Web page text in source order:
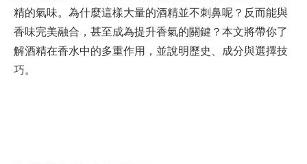
精的氣味。為什麼這樣大量的酒精並不刺鼻呢？反而能與
香味完美融合，甚至成為提升香氣的關鍵？本文將帶你了
解酒精在香水中的多重作用，並說明歷史、成分與選擇技
巧。